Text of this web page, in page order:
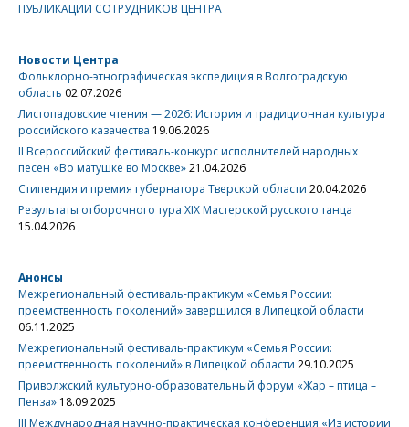
ПУБЛИКАЦИИ СОТРУДНИКОВ ЦЕНТРА
Новости Центра
Фольклорно-этнографическая экспедиция в Волгоградскую
область 02.07.2026
Листопадовские чтения — 2026: История и традиционная культура
российского казачества 19.06.2026
II Всероссийский фестиваль-конкурс исполнителей народных
песен «Во матушке во Москве»21.04.2026
Стипендия и премия губернатора Тверской области 20.04.2026
Результаты отборочного тура XIX Мастерской русского танца
15.04.2026
Анонсы
Межрегиональный фестиваль-практикум «Семья России:
преемственность поколений» завершился в Липецкой области
06.11.2025
Межрегиональный фестиваль-практикум «Семья России:
преемственность поколений» в Липецкой области 29.10.2025
Приволжский культурно-образовательный форум «Жар – птица –
Пенза» 18.09.2025
III Международная научно-практическая конференция «Из истории